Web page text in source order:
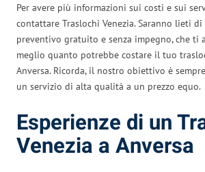
Per avere più informazioni sui costi e sui
contattare Traslochi Venezia. Saranno lieti
preventivo gratuito e senza impegno, che ti
meglio quanto potrebbe costare il tuo
Anversa. Ricorda, il nostro obiettivo è
un servizio di alta qualità a un prezzo equo.
Esperienze di un
Venezia a Anversa